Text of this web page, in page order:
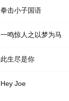
拳击小子国语
一鸣惊人之以梦为马
此生尽是你
Hey Joe